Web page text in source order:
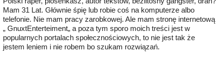
Mam 31 Lat. Głównie śpię lub robie coś na komputerze albo
telefonie. Nie mam pracy zarobkowej. Ale mam stronę internetową
„ GnuxtEnterteiment„ a poza tym sporo moich treści jest w
popularnych portalach społecznościowych, to nie jest tak że
jestem leniem i nie robem bo szukam rozwiązań.